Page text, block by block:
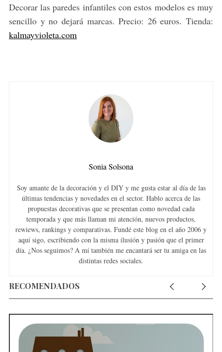
Decorar las paredes infantiles con estos modelos es muy
sencillo y no dejará marcas. Precio: 26 euros. Tienda:
kalmayvioleta.com
Sonia Solsona
Soy amante de la decoración y el DIY y me gusta estar al día de las
últimas tendencias y novedades en el sector. Hablo acerca de las
propuestas decorativas que se presentan como novedad cada
temporada y que más llaman mi atención, nuevos productos,
rewiews, rankings y comparativas. Fundé este blog en el año 2006 y
aquí sigo, escribiendo con la misma ilusión y pasión que el primer
día. ¿Nos seguimos? A mí también me encantará ser tu amiga en las
distintas redes sociales.
RECOMENDADOS